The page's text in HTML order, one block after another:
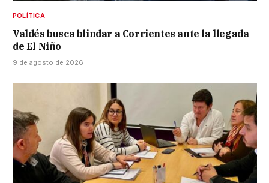
POLÍTICA
Valdés busca blindar a Corrientes ante la llegada
de El Niño
9 de agosto de 2026